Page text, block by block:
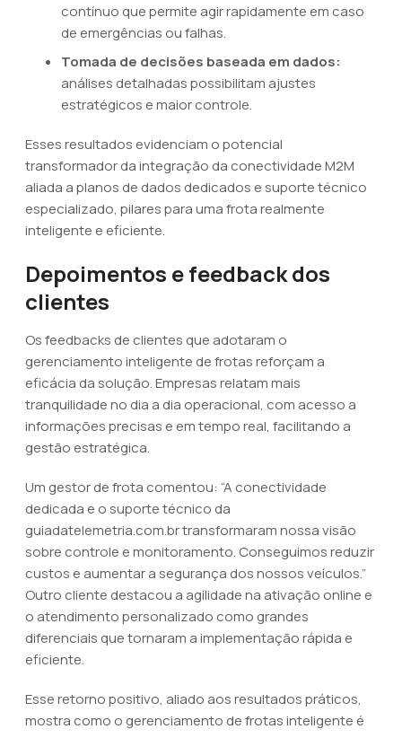
contínuo que permite agir rapidamente em caso
de emergências ou falhas.
Tomada de decisões baseada em dados:
análises detalhadas possibilitam ajustes
estratégicos e maior controle.
Esses resultados evidenciam o potencial
transformador da integração da conectividade M2M
aliada a planos de dados dedicados e suporte técnico
especializado, pilares para uma frota realmente
inteligente e eficiente.
Depoimentos e feedback dos
clientes
Os feedbacks de clientes que adotaram o
gerenciamento inteligente de frotas reforçam a
eficácia da solução. Empresas relatam mais
tranquilidade no dia a dia operacional, com acesso a
informações precisas e em tempo real, facilitando a
gestão estratégica.
Um gestor de frota comentou: “A conectividade
dedicada e o suporte técnico da
guiadatelemetria.com.br transformaram nossa visão
sobre controle e monitoramento. Conseguimos reduzir
custos e aumentar a segurança dos nossos veículos.”
Outro cliente destacou a agilidade na ativação online e
o atendimento personalizado como grandes
diferenciais que tornaram a implementação rápida e
eficiente.
Esse retorno positivo, aliado aos resultados práticos,
mostra como o gerenciamento de frotas inteligente é